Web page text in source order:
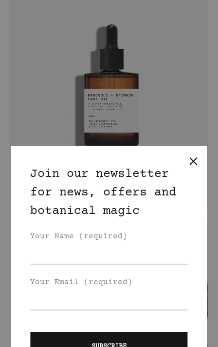
Join our newsletter
for news, offers and
botanical magic
Your Name (required)
Your Email (required)